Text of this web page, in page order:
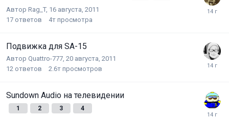
Автор Rag_T, 16 августа, 2011
17 ответов 4т просмотра
Подвижка для SA-15
Автор Quattro-777 20 августа, 2011
12 ответов 2.6т просмотров
Sundown Audio на телевидении
1 2 3 4